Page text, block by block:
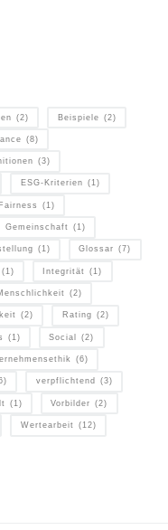
(2) Beispiele (2)
(8)
(3)
ESG-Kriterien (1)
Fairness (1)
Gemeinschaft (1)
(1) Glossar (7)
(1) Integrität (1)
(2)
(2) Rating (2)
(1) Social (2)
(6)
verpflichtend (3)
(1) Vorbilder (2)
Wertearbeit (12)